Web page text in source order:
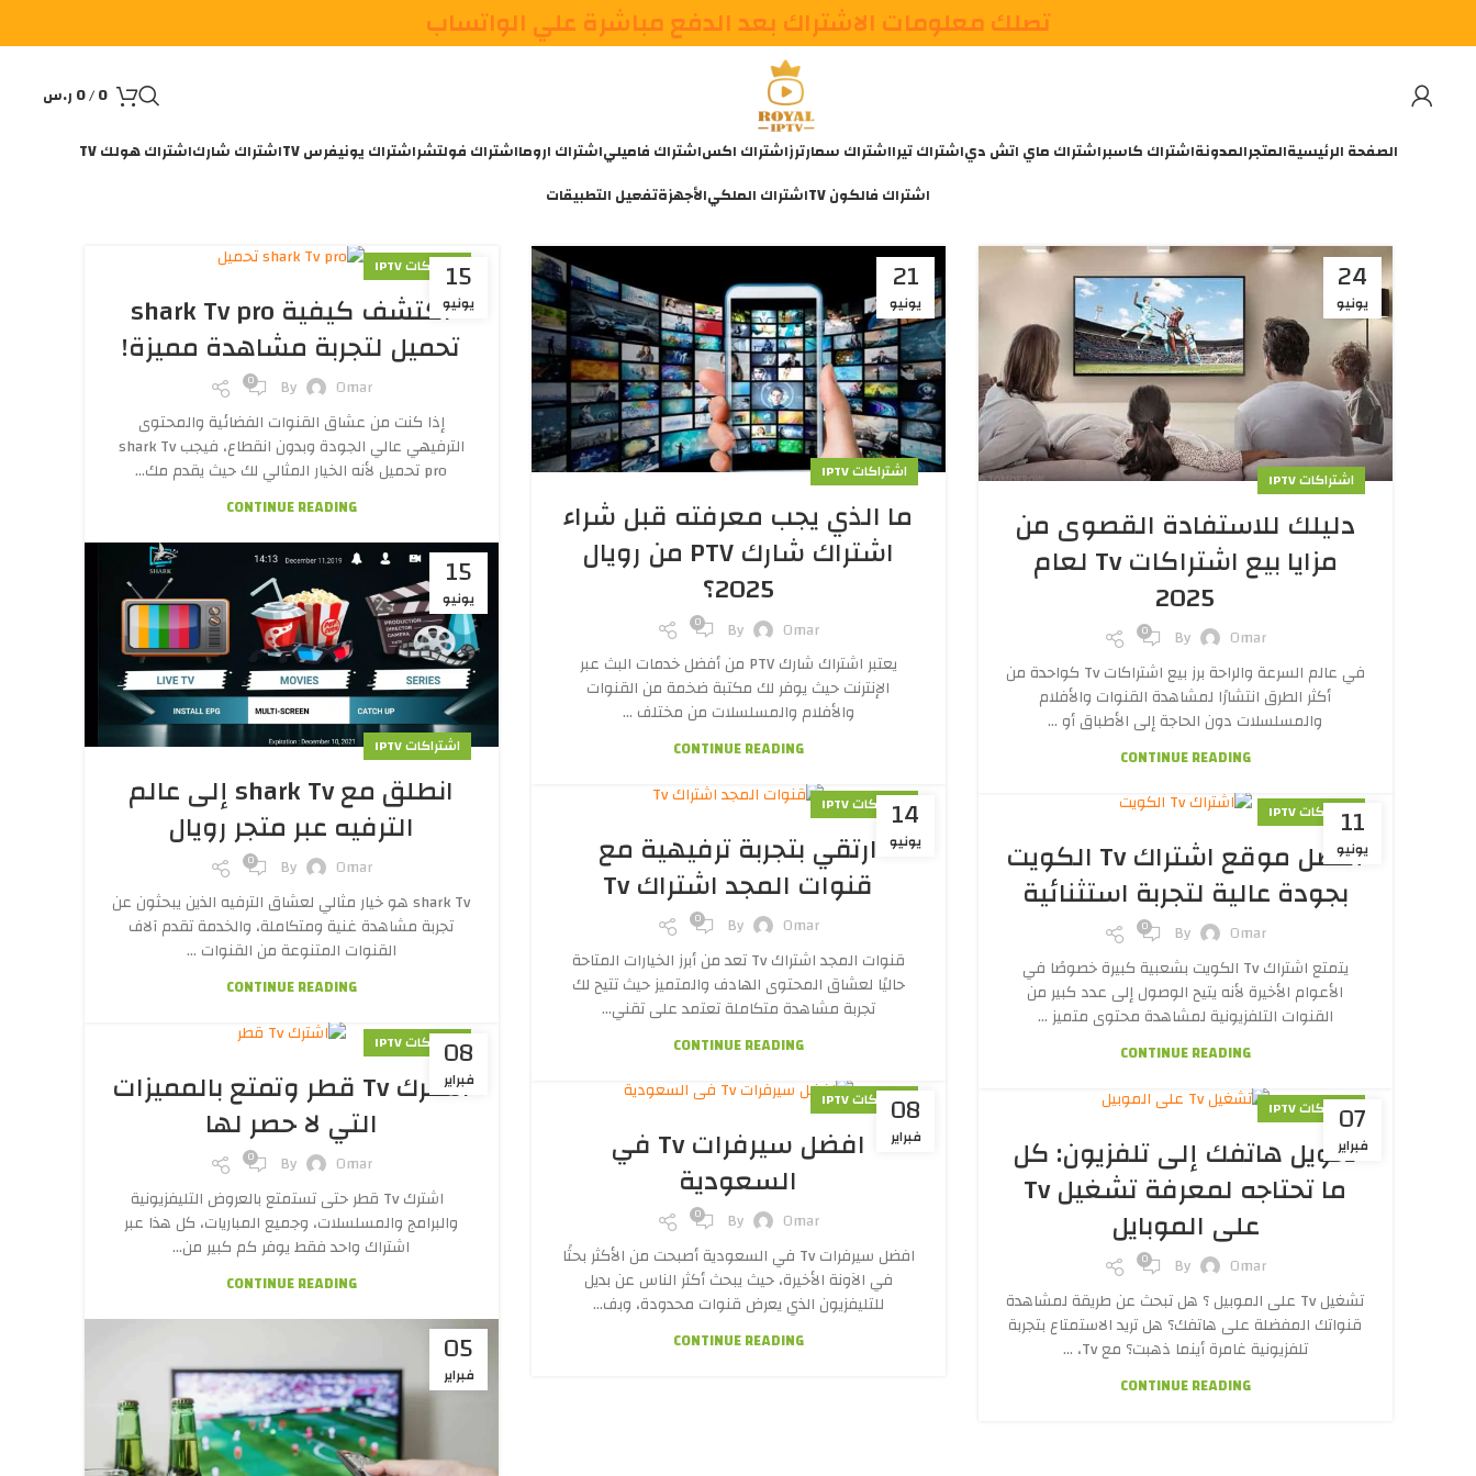
تصلك معلومات الاشتراك بعد الدفع مباشرة علي الواتساب
0
/
0 ر.س
الصفحة الرئيسيةالمتجرالمدونةاشتراك كاسبراشتراك ماي اتش دياشتراك تيرااشتراك سمارترزاشتراك اكساشتراك فاميلياشتراك ارومااشتراك فولتشراشتراك يونيفرس TV اشتراك شاركاشتراك هولك TV
اشتراك فالكون TV
اشتراك الملكيالأجهزةتفعيل التطبيقات
24
يونيو
اشتراكات IPTV
دليلك للاستفادة القصوى من
مزايا بيع اشتراكات Tv لعام
2025
By Omar
0
في عالم السرعة والراحة برز بيع اشتراكات Tv كواحدة من
أكثر الطرق انتشارًا لمشاهدة القنوات والأفلام
والمسلسلات دون الحاجة إلى الأطباق أو ...
CONTINUE READING
21
يونيو
اشتراكات IPTV
ما الذي يجب معرفته قبل شراء
اشتراك شارك PTV من رويال
2025؟
By Omar
0
يعتبر اشتراك شارك PTV من أفضل خدمات البث عبر
الإنترنت حيث يوفر لك مكتبة ضخمة من القنوات
والأفلام والمسلسلات من مختلف ...
CONTINUE READING
15
يونيو
اشتراكات IPTV
اكتشف كيفية shark Tv pro
تحميل لتجربة مشاهدة مميزة!
By Omar
0
إذا كنت من عشاق القنوات الفضائية والمحتوى
الترفيهي عالي الجودة وبدون انقطاع، فيجب shark Tv
pro تحميل لأنه الخيار المثالي لك حيث يقدم مك...
CONTINUE READING
15
يونيو
اشتراكات IPTV
انطلق مع shark Tv إلى عالم
الترفيه عبر متجر رويال
By Omar
0
shark Tv هو خيار مثالي لعشاق الترفيه الذين يبحثون عن
تجربة مشاهدة غنية ومتكاملة، والخدمة تقدم آلاف
القنوات المتنوعة من القنوات ...
CONTINUE READING
14
يونيو
اشتراكات IPTV
ارتقي بتجربة ترفيهية مع
قنوات المجد اشتراك Tv
By Omar
0
قنوات المجد اشتراك Tv تعد من أبرز الخيارات المتاحة
حاليًا لعشاق المحتوى الهادف والمتميز حيث تتيح لك
تجربة مشاهدة متكاملة تعتمد على تقني...
CONTINUE READING
11
يونيو
اشتراكات IPTV
أفضل موقع اشتراك Tv الكويت
بجودة عالية لتجربة استثنائية
By Omar
0
يتمتع اشتراك Tv الكويت بشعبية كبيرة خصوصًا في
الأعوام الأخيرة لأنه يتيح الوصول إلى عدد كبير من
القنوات التلفزيونية لمشاهدة محتوى متميز ...
CONTINUE READING
08
فبراير
اشتراكات IPTV
اشترك Tv قطر وتمتع بالمميزات
التي لا حصر لها
By Omar
0
اشترك Tv قطر حتى تستمتع بالعروض التليفزيونية
والبرامج والمسلسلات، وجميع المباريات، كل هذا عبر
اشتراك واحد فقط يوفر كم كبير من...
CONTINUE READING
08
فبراير
اشتراكات IPTV
افضل سيرفرات Tv في
السعودية
By Omar
0
افضل سيرفرات Tv في السعودية أصبحت من الأكثر بحثًا
في الآونة الأخيرة، حيث يبحث أكثر الناس عن بديل
للتليفزيون الذي يعرض قنوات محدودة، وبف...
CONTINUE READING
07
فبراير
اشتراكات IPTV
تحويل هاتفك إلى تلفزيون: كل
ما تحتاجه لمعرفة تشغيل Tv
على الموبايل
By Omar
0
تشغيل Tv على الموبيل ؟ هل تبحث عن طريقة لمشاهدة
قنواتك المفضلة على هاتفك؟ هل تريد الاستمتاع بتجربة
تلفزيونية غامرة أينما ذهبت؟ مع Tv، ...
CONTINUE READING
05
فبراير